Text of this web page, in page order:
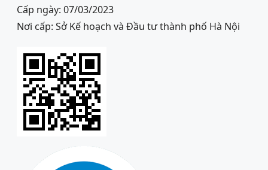
Cấp ngày: 07/03/2023
Nơi cấp: Sở Kế hoạch và Đầu tư thành phố Hà Nội